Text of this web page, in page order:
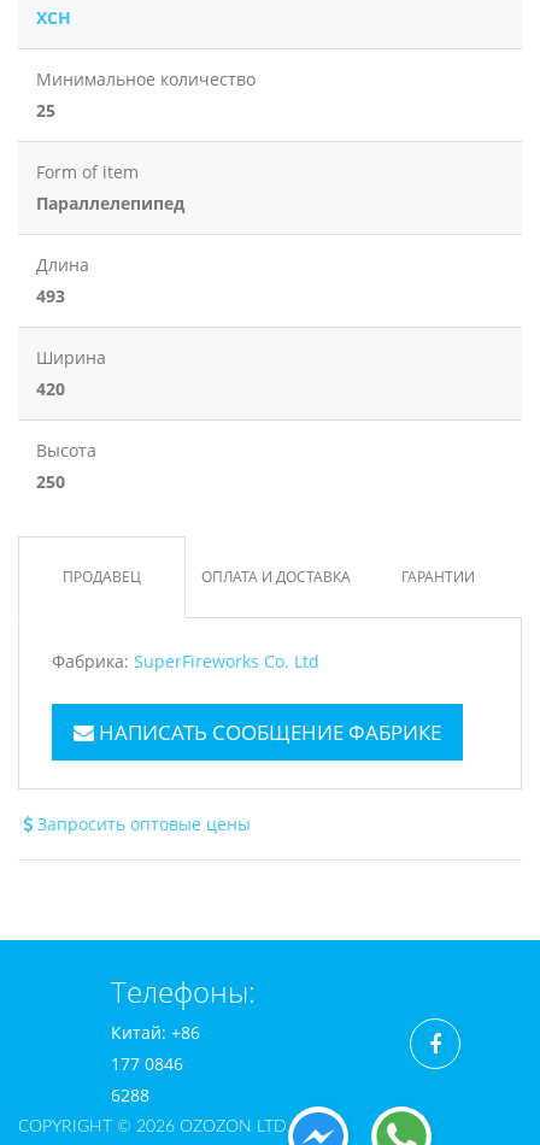
XCH
Минимальное количество
25
Form of item
Параллелепипед
Длина
493
Ширина
420
Высота
250
ПРОДАВЕЦ ОПЛАТА И ДОСТАВКА ГАРАНТИИ
Фабрика: SuperFireworks Co. Ltd
НАПИСАТЬ СООБЩЕНИЕ ФАБРИКЕ
Запросить оптовые цены
Телефоны:
Китай: +86
177 0846
6288
COPYRIGHT © 2026 OZOZON LTD CO.